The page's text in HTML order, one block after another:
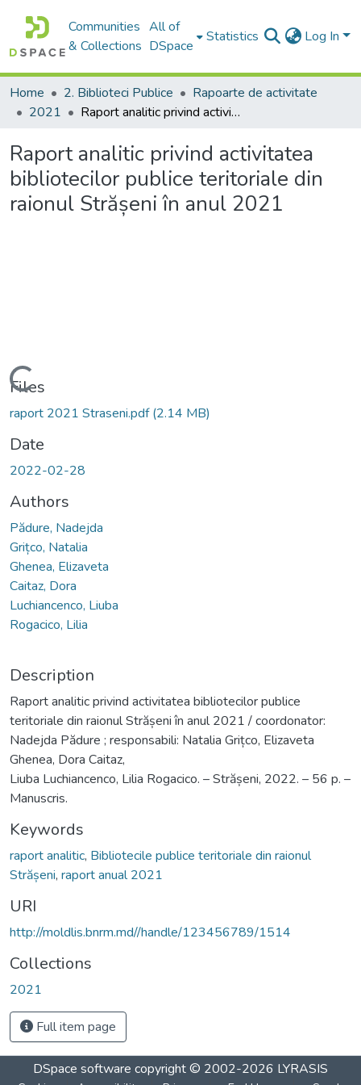
Communities
& Collections
All of
DSpace
Statistics Log In
Home 2. Biblioteci Publice
Rapoarte de activitate
2021
Raport analitic privind activitatea bibliotecilor publice teritoriale din raionul Strășeni în anul 2021
Raport analitic privind activitatea
bibliotecilor publice teritoriale din
raionul Strășeni în anul 2021
Loading...
Files
raport 2021 Straseni.pdf(2.14 MB)
Date
2022-02-28
Authors
Pădure, Nadejda
Grițco, Natalia
Ghenea, Elizaveta
Caitaz, Dora
Luchiancenco, Liuba
Rogacico, Lilia
Description
Raport analitic privind activitatea bibliotecilor publice
teritoriale din raionul Strășeni în anul 2021 / coordonator:
Nadejda Pădure ; responsabili: Natalia Grițco, Elizaveta
Ghenea, Dora Caitaz,
Liuba Luchiancenco, Lilia Rogacico. – Strășeni, 2022. – 56 p. –
Manuscris.
Keywords
raport analitic, Bibliotecile publice teritoriale din raionul
Strășeni, raport anual 2021
URI
http://moldlis.bnrm.md//handle/123456789/1514
Collections
2021
Full item page
DSpace software copyright © 2002-2026 LYRASIS